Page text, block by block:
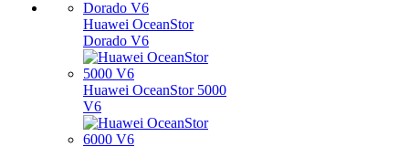
Huawei OceanStor
Dorado V6
Huawei OceanStor 5000
V6